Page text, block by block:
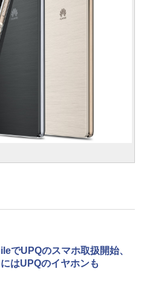
でUPQのスマホ取扱開始、
はUPQのイヤホンも